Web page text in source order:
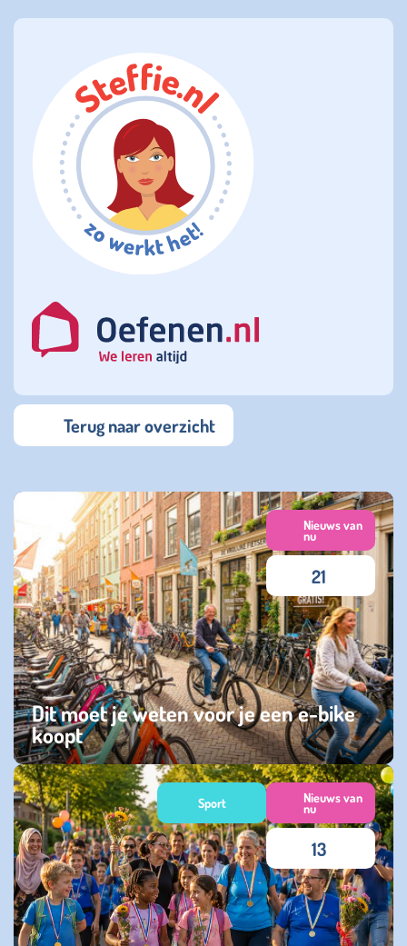
Terug naar overzicht
Dit moet je weten voor je een e-bike
koopt
zaterdag 25 juli 2026
Nieuws van
nu
21
Sport Nieuws van
nu
13